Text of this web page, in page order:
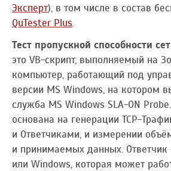
Эксперт), в том числе в состав
QuTester Plus.
Тест пропускной способности
это VB-скрипт, выполняемый на
компьютер, работающий под
версии MS Windows, на котором
служба MS Windows SLA-ON
основана на генерации TCP-
и Ответчиками, и измерении
и принимаемых данных. Ответчик
или Windows, которая может